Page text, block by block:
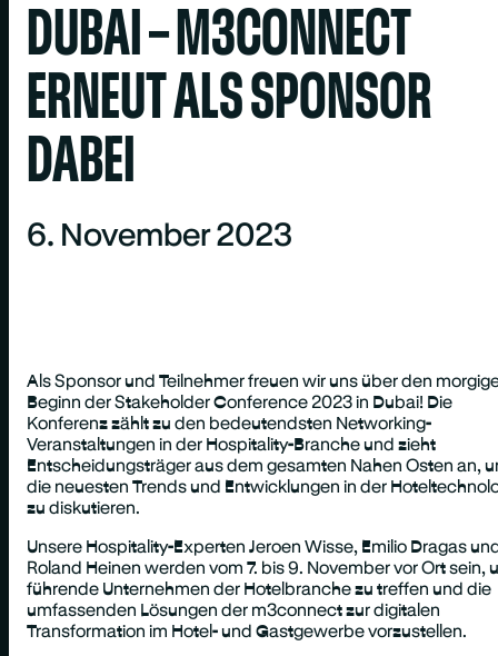
DUBAI – M3CONNECT
ERNEUT ALS SPONSOR
DABEI
6. November 2023
Als Sponsor und Teilnehmer freuen wir uns über den
Beginn der Stakeholder Conference 2023 in Dubai! Die
Konferenz zählt zu den bedeutendsten Networking-
Veranstaltungen in der Hospitality-Branche und zieht
Entscheidungsträger aus dem gesamten Nahen Osten an,
die neuesten Trends und Entwicklungen in der
zu diskutieren.
Unsere Hospitality-Experten Jeroen Wisse, Emilio Dragas
Roland Heinen werden vom 7. bis 9. November vor Ort sein,
führende Unternehmen der Hotelbranche zu treffen und die
umfassenden Lösungen der m3connect zur digitalen
Transformation im Hotel- und Gastgewerbe vorzustellen.